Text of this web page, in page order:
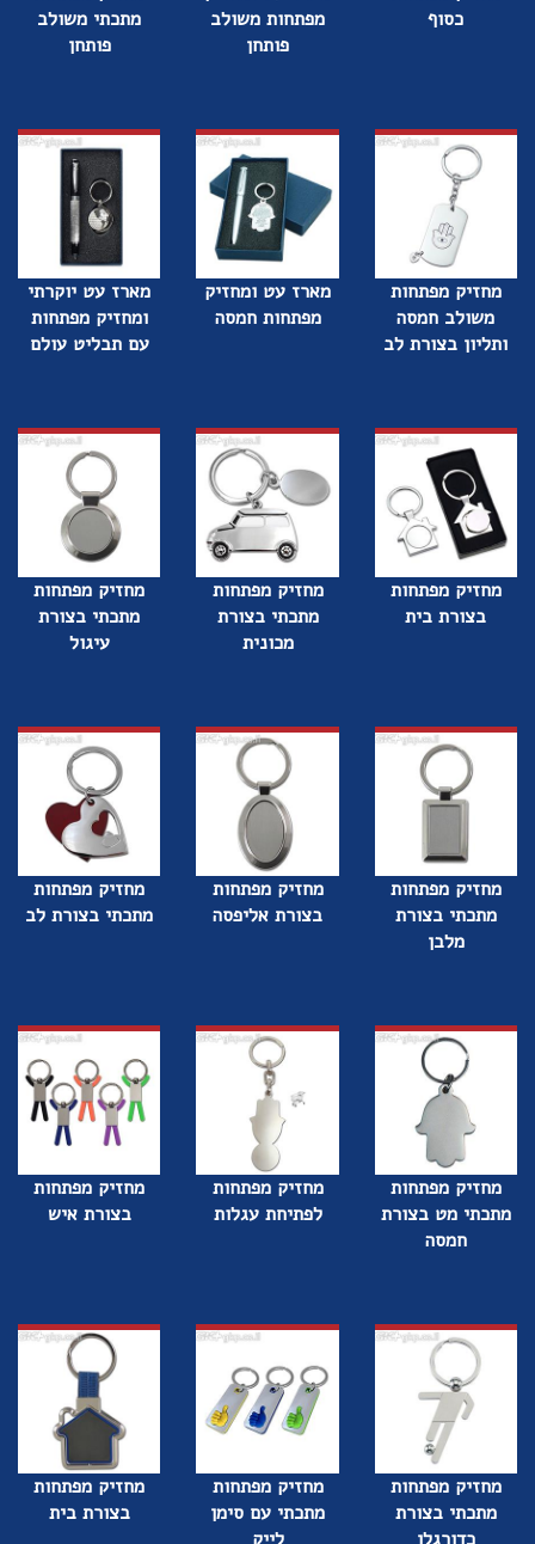
כסוף
מפתחות משולב
פותחן
מתכתי משולב
פותחן
מחזיק מפתחות
משולב חמסה
ותליון בצורת לב
מארז עט ומחזיק
מפתחות חמסה
מארז עט יוקרתי
ומחזיק מפתחות
עם תבליט עולם
מחזיק מפתחות
בצורת בית
מחזיק מפתחות
מתכתי בצורת
מכונית
מחזיק מפתחות
מתכתי בצורת
עיגול
מחזיק מפתחות
מתכתי בצורת
מלבן
מחזיק מפתחות
בצורת אליפסה
מחזיק מפתחות
מתכתי בצורת לב
מחזיק מפתחות
מתכתי מט בצורת
חמסה
מחזיק מפתחות
לפתיחת עגלות
מחזיק מפתחות
בצורת איש
מחזיק מפתחות
מתכתי בצורת
מחזיק מפתחות
מתכתי עם סימן
מחזיק מפתחות
בצורת בית